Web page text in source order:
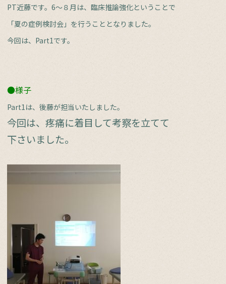
PT近藤です。6〜８月は、臨床推論強化ということで
「夏の症例検討会」を行うこととなりました。
今回は、Part1です。
●様子
Part1は、後藤が担当いたしました。
今回は、疼痛に着目して考察を立てて
下さいました。